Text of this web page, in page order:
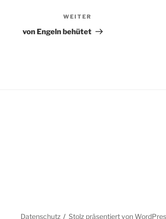
Beitrag
WEITER
von Engeln behütet
Datenschutz Stolz präsentiert von